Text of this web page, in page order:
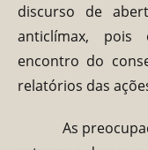
discurso de
anticlímax, pois
encontro do
relatórios das
As